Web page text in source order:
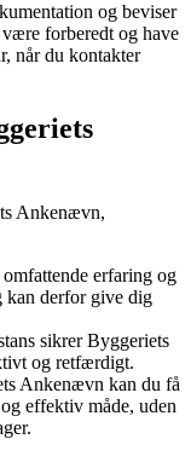
og beviser
forberedt og have
når du kontakter
Ankenævn,
erfaring og
kan derfor give dig
sikrer Byggeriets
og retfærdigt.
Ankenævn kan du få
effektiv måde, uden